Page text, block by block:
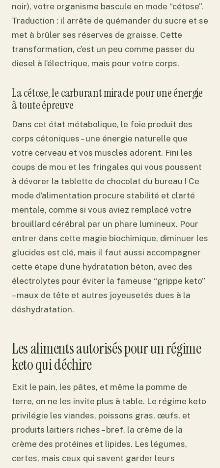
noir), votre organisme bascule en mode “cétose”.
Traduction : il arrête de quémander du sucre et se
met à brûler ses réserves de graisse. Cette
transformation, c’est un peu comme passer du
diesel à l’électrique, mais pour votre corps.
La cétose, le carburant miracle pour une énergie
à toute épreuve
Dans cet état métabolique, le foie produit des
corps cétoniques – une énergie naturelle que
votre cerveau et vos muscles adorent. Fini les
coups de mou et les fringales qui vous poussent
à dévorer la tablette de chocolat du bureau ! Ce
mode d’alimentation procure stabilité et clarté
mentale, comme si vous aviez remplacé votre
brouillard cérébral par un phare lumineux. Pour
entrer dans cette magie biochimique, diminuer les
glucides est clé, mais il faut aussi accompagner
cette étape d’une hydratation béton, avec des
électrolytes pour éviter la fameuse “grippe keto”
– maux de tête et autres joyeusetés dues à la
déshydratation.
Les aliments autorisés pour un régime
keto qui déchire
Exit le pain, les pâtes, et même la pomme de
terre, on ne les invite plus à table. Le régime keto
privilégie les viandes, poissons gras, œufs, et
produits laitiers riches – bref, la crème de la
crème des protéines et lipides. Les légumes,
certes, mais ceux qui savent garder leurs